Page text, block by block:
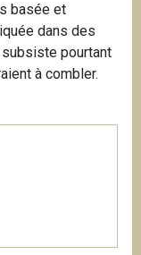
basée et
dans des
pourtant
à combler.